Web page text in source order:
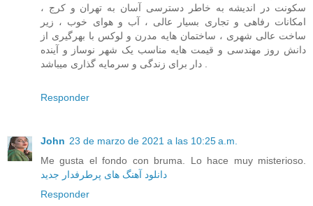
سکونت در اندیشه به خاطر دسترسی آسان به تهران و کرج ،
امکانات رفاهی و تجاری بسیار عالی ، آب و هوای خوب ، زیر
ساخت عالی شهری ، ساختمان هایه مدرن و لوکس با بهرگیری از
دانش روز مهندسی و قیمت هایه مناسب یک شهر نوساز و آینده
Responder
John 23 de marzo de 2021 a las 10:25 a.m.
Me gusta el fondo con bruma. Lo hace muy misterioso.
دانلود آهنگ های پرطرفدار جدید
Responder